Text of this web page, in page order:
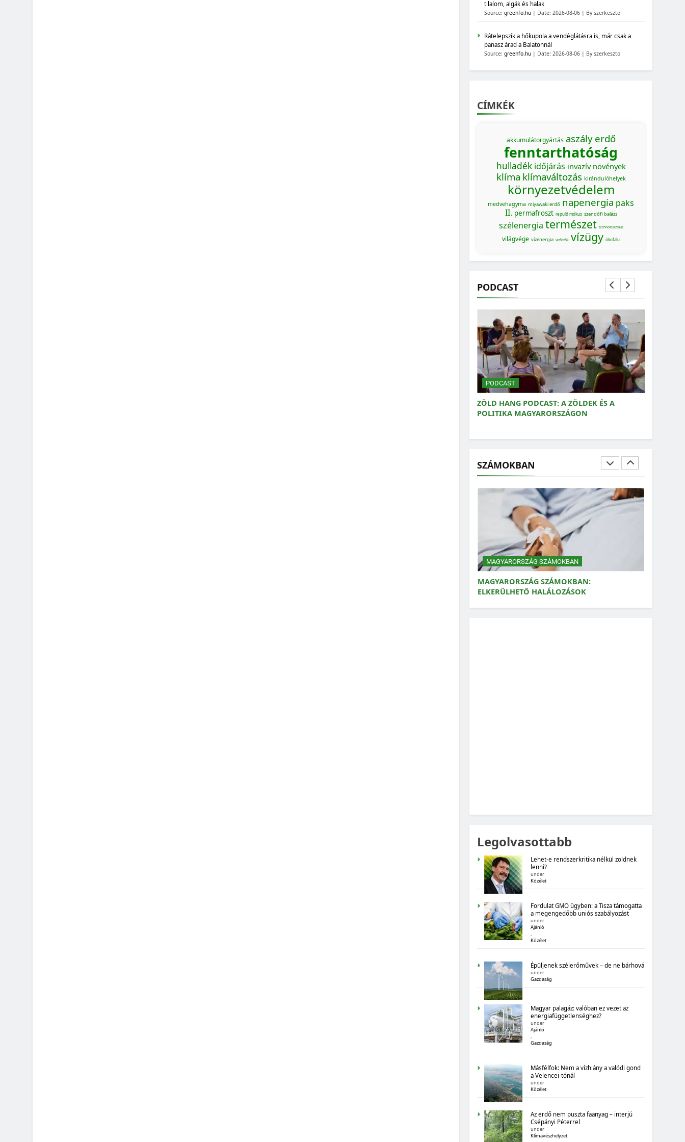
tilalom, algák és halak
Source:greenfo.hu Date: 2026-08-06 By szerkeszto
Rátelepszik a hőkupola a vendéglátásra is, már csak a
panasz árad a Balatonnál
Source:greenfo.hu Date: 2026-08-06 By szerkeszto
CÍMKÉK
akkumulátorgyártás aszály erdő
fenntarthatóság
hulladék időjárás invazív növények
klíma klímaváltozás kirándulóhelyek
környezetvédelem
medvehagyma miyawaki erdő napenergia paks
II. permafroszt repülő mókus szendőfi balázs
szélenergia természet technofasizmus
világvége vízenergia vízőrzők vízügy ökofalu
PODCAST
ZÖLD HANG PODCAST: A ZÖLDEK ÉS A
PODCAST
ZÖLD HANG PODCAST: MIT JELENT A VÁROSI
ZÖLDPOLITIKA?
SZÁMOKBAN
MAGYARORSZÁG SZÁMOKBAN
MAGYARORSZÁG SZÁMOKBAN: A NŐK
SZEREPVÁLLALÁSA A KÖZÉLETBEN
MAGYARORSZÁG SZÁMOKBAN: FOGYASZTÁSI
LÁBNYOM
MAGYARORSZÁG SZÁMOKBAN
MAGYARORSZÁG SZÁMOKBAN:
ELKERÜLHETŐ HALÁLOZÁSOK
BIZALOM, GAZDASÁGI VÁRAKOZÁSOK
MAGYARORSZÁG SZÁMOKBAN:
ÁLLAMADÓSSÁG
MAGYARORSZÁG SZÁMOKBAN
MAGYARORSZÁG SZÁMOKBAN:
BIOGAZDÁLKODÁS
MAGYARORSZÁG SZÁMOKBAN
Legolvasottabb
Lehet-e rendszerkritika nélkül zöldnek
lenni?
under
Közélet
Fordulat GMO ügyben: a Tisza támogatta
a megengedőbb uniós szabályozást
under
Ajánló
Közélet
Épüljenek szélerőművek – de ne bárhová
under
Gazdaság
Magyar palagáz: valóban ez vezet az
energiafüggetlenséghez?
under
Ajánló
Gazdaság
Másfélfok: Nem a vízhiány a valódi gond
a Velencei-tónál
under
Közélet
Az erdő nem puszta faanyag – interjú
Csépányi Péterrel
under
Klímavészhelyzet